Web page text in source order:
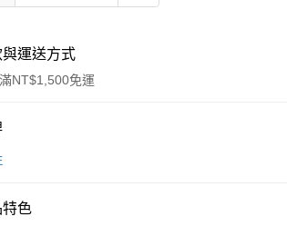
與運送方式
NT$1,500免運
方式
一次付款
特色